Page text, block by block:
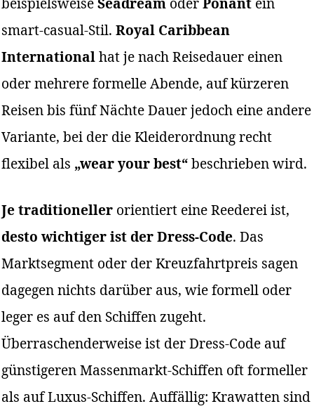
smart-casual-Stil.Royal Caribbean
Internationalhat je nach Reisedauer einen
oder mehrere formelle Abende, auf kürzeren
Reisen bis fünf Nächte Dauer jedoch eine andere
Variante, bei der die Kleiderordnung recht
flexibel als „wear your best“beschrieben wird.
Je traditioneller orientiert eine Reederei ist,
desto wichtiger ist der Dress-Code. Das
Marktsegment oder der Kreuzfahrtpreis sagen
dagegen nichts darüber aus, wie formell oder
leger es auf den Schiffen zugeht.
Überraschenderweise ist der Dress-Code auf
günstigeren Massenmarkt-Schiffen oft formeller
als auf Luxus-Schiffen. Auffällig: Krawatten sind